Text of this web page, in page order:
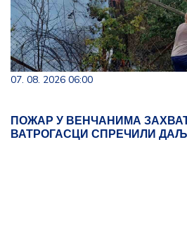
07. 08. 2026 06:00
ПОЖАР У ВЕНЧАНИМА
ВАТРОГАСЦИ СПРЕЧИЛИ